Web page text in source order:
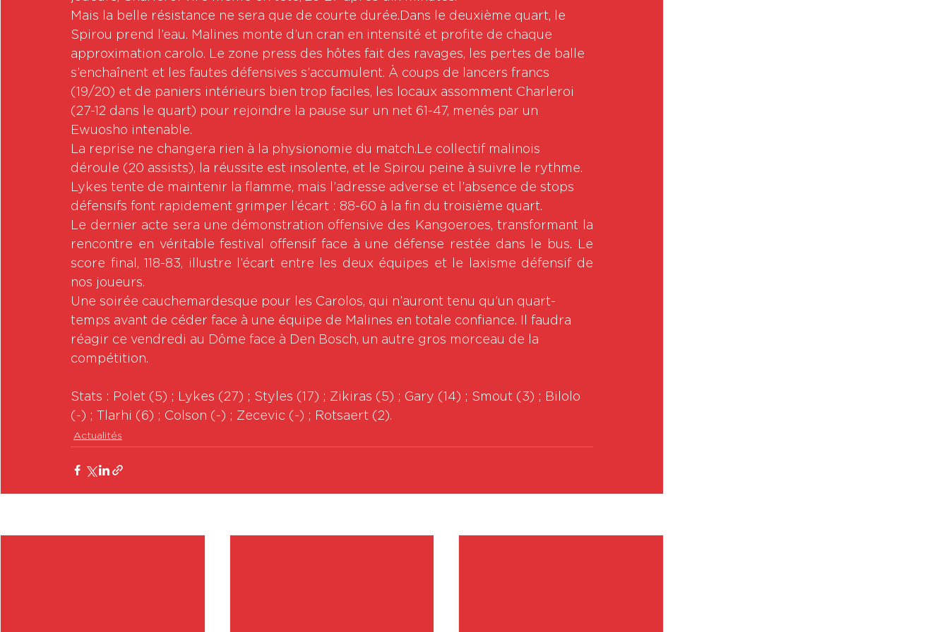
Mais la belle résistance ne sera que de courte durée.Dans le deuxième quart, le
Spirou prend l’eau. Malines monte d’un cran en intensité et profite de chaque
approximation carolo. Le zone press des hôtes fait des ravages, les pertes de balle
s’enchaînent et les fautes défensives s’accumulent. À coups de lancers francs
(19/20) et de paniers intérieurs bien trop faciles, les locaux assomment Charleroi
(27-12 dans le quart) pour rejoindre la pause sur un net 61-47, menés par un
Ewuosho intenable.
La reprise ne changera rien à la physionomie du match.Le collectif malinois
déroule (20 assists), la réussite est insolente, et le Spirou peine à suivre le rythme.
Lykes tente de maintenir la flamme, mais l’adresse adverse et l’absence de stops
défensifs font rapidement grimper l’écart : 88-60 à la fin du troisième quart.
Le dernier acte sera une démonstration offensive des Kangoeroes, transformant la
rencontre en véritable festival offensif face à une défense restée dans le bus. Le
score final, 118-83, illustre l’écart entre les deux équipes et le laxisme défensif de
nos joueurs.
Une soirée cauchemardesque pour les Carolos, qui n’auront tenu qu’un quart-
temps avant de céder face à une équipe de Malines en totale confiance. Il faudra
réagir ce vendredi au Dôme face à Den Bosch, un autre gros morceau de la
compétition.
Stats : Polet (5) ; Lykes (27) ; Styles (17) ; Zikiras (5) ; Gary (14) ; Smout (3) ; Bilolo
(-) ; Tlarhi (6) ; Colson (-) ; Zecevic (-) ; Rotsaert (2).
Actualités